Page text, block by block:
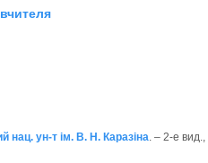
нац. ун-т ім. В. Н. Каразіна. – 2-е вид.,